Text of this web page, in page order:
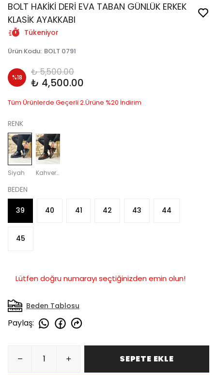
BOLT HAKİKİ DERİ EVA TABAN GÜNLÜK ERKEK
KLASİK AYAKKABI
Tükeniyor
Ürün Kodu: BOLT 0791
%18 ₺ 5,500.00
₺ 4,500.00
Tüm Ürünlerde Geçerli 2.Ürüne %20 İndirim
RENK
Siyah Kahverengi
BEDEN
39 40 41 42 43 44
45
Lütfen doğru numarayı seçtiğinizden emin olun!
Beden Tablosu
Paylaş:
SEPETE EKLE